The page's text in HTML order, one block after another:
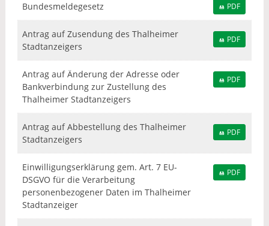
Bundesmeldegesetz
PDF
Antrag auf Zusendung des Thalheimer
Stadtanzeigers
PDF
Antrag auf Änderung der Adresse oder
Bankverbindung zur Zustellung des
Thalheimer Stadtanzeigers
PDF
Antrag auf Abbestellung des Thalheimer
Stadtanzeigers
PDF
Einwilligungserklärung gem. Art. 7 EU-
DSGVO für die Verarbeitung
personenbezogener Daten im Thalheimer
Stadtanzeiger
PDF